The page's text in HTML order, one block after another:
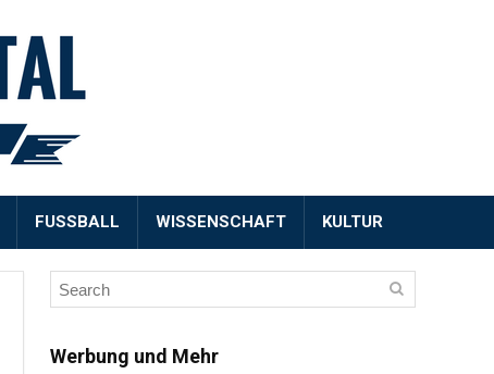
FUSSBALL WISSENSCHAFT KULTUR
Werbung und Mehr